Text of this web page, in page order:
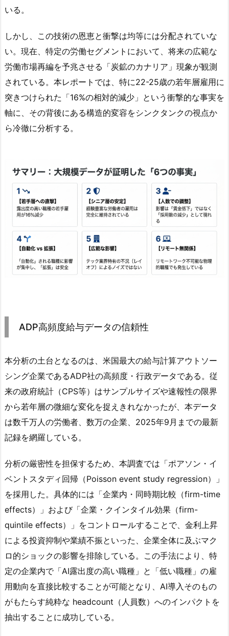
いる。
しかし、この技術の恩恵と衝撃は均等には分配されていな
い。現在、特定の労働セグメントにおいて、将来の広範な
労働市場再編を予兆させる「炭鉱のカナリア」現象が観測
されている。本レポートでは、特に22-25歳の若年層雇用に
突きつけられた「16%の相対的減少」という衝撃的な事実を
軸に、その背後にある構造的変容をシンクタンクの視点か
ら冷徹に分析する。
ADP高頻度給与データの信頼性
本分析の土台となるのは、米国最大の給与計算アウトソー
シング企業であるADP社の高頻度・行政データである。従
来の政府統計（CPS等）はサンプルサイズや速報性の限界
から若年層の微細な変化を捉えきれなかったが、本データ
は数千万人の労働者、数万の企業、2025年9月までの最新
記録を網羅している。
分析の厳密性を担保するため、本調査では「ポアソン・イ
ベントスタディ回帰（Poisson event study regression）」
を採用した。具体的には「企業内・同時期比較（firm-time
effects）」および「企業・クインタイル効果（firm-
quintile effects）」をコントロールすることで、金利上昇
による投資抑制や業績不振といった、企業全体に及ぶマク
ロ的ショックの影響を排除している。この手法により、特
定の企業内で「AI露出度の高い職種」と「低い職種」の雇
用動向を直接比較することが可能となり、AI導入そのもの
がもたらす純粋な headcount（人員数）へのインパクトを
抽出することに成功している。